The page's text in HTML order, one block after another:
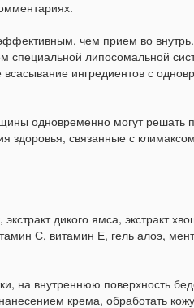
чем прием во
специальной липосомальной
всасывание ингредиентов с
одновременно могут решать
здоровья, связанные с
дикого ямса, экстракт
С, витамин Е, гель алоэ,
на внутреннюю поверхность
крема, обработать